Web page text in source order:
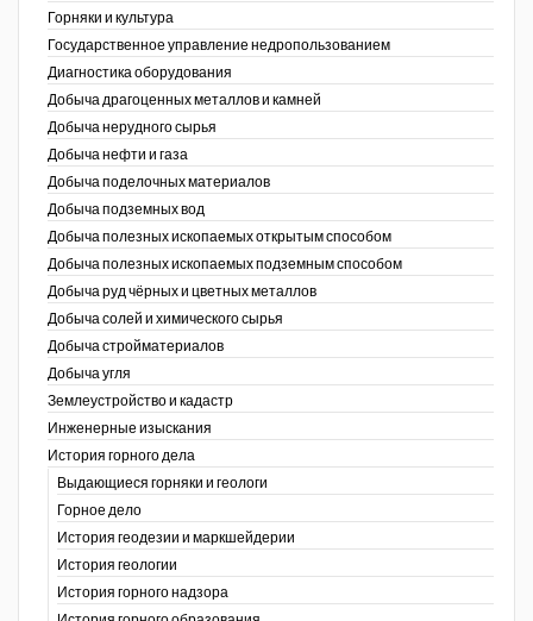
Горняки и культура
Государственное управление недропользованием
Диагностика оборудования
Добыча драгоценных металлов и камней
Добыча нерудного сырья
Добыча нефти и газа
Добыча поделочных материалов
Добыча подземных вод
Добыча полезных ископаемых открытым способом
Добыча полезных ископаемых подземным способом
Добыча руд чёрных и цветных металлов
Добыча солей и химического сырья
Добыча стройматериалов
Добыча угля
Землеустройство и кадастр
Инженерные изыскания
История горного дела
Выдающиеся горняки и геологи
Горное дело
История геодезии и маркшейдерии
История геологии
История горного надзора
Уголь Кузбасса
Химагрегаты
распределение
Coal People Magazine
PWC